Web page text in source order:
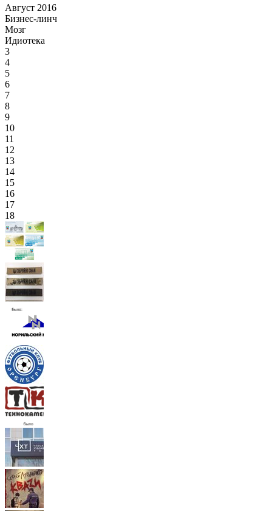
Август 2016
Бизнес-линч
Мозг
Идиотека
3
4
5
6
7
8
9
10
11
12
13
14
15
16
17
18